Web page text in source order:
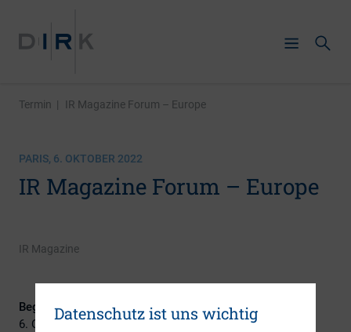
Termin | IR Magazine Forum – Europe
PARIS, 6. OKTOBER 2022
IR Magazine Forum – Europe
IR Magazine
Beginn:
6. Oktober 2022
Datenschutz ist uns wichtig